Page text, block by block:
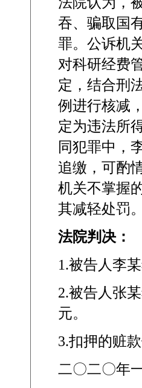
吞、骗取国
罪。公诉机
对科研经费
定，结合刑
例进行核减
定为违法所
同犯罪中，
追缴，可酌
机关不掌握
其减轻处罚。
法院判决：
1.被告人李
2.被告人张
元。
3.扣押的赃
二〇二〇年